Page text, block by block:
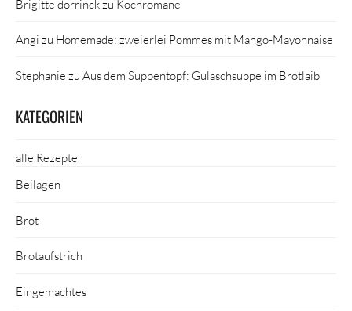
Brigitte dorrinckzu Kochromane
Angi zu Homemade: zweierlei Pommes mit Mango-Mayonnaise
Stephanie zu Aus dem Suppentopf: Gulaschsuppe im Brotlaib
KATEGORIEN
alle Rezepte
Beilagen
Brot
Brotaufstrich
Eingemachtes